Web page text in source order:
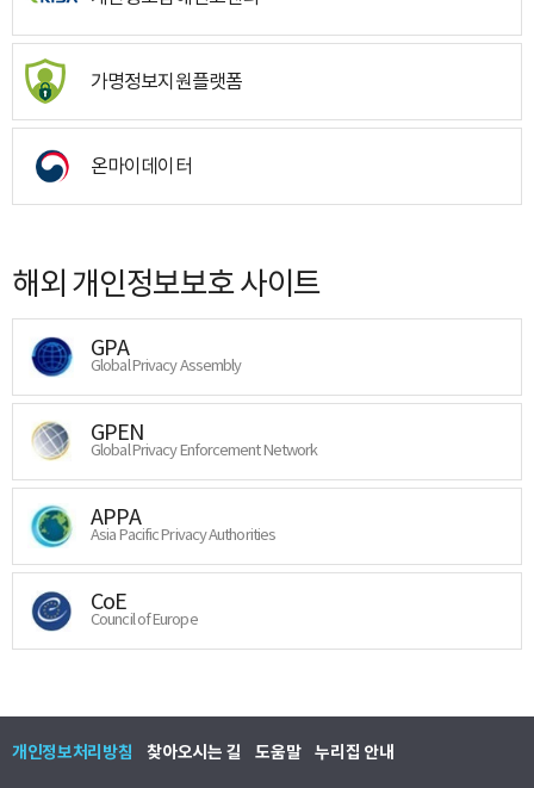
가명정보지원플랫폼
온마이데이터
해외 개인정보보호 사이트
GPA
Global Privacy Assembly
GPEN
Global Privacy Enforcement Network
APPA
Asia Pacific Privacy Authorities
CoE
Council of Europe
개인정보처리방침 찾아오시는 길 도움말 누리집 안내